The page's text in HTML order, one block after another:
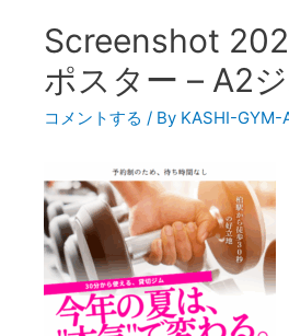
Screenshot
ポスター – A2
コメントする / By KASHI-GYM-